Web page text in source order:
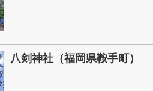
八剣神社（福岡県鞍手町）